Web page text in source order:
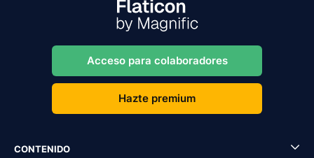
Acceso para colaboradores
Hazte premium
CONTENIDO